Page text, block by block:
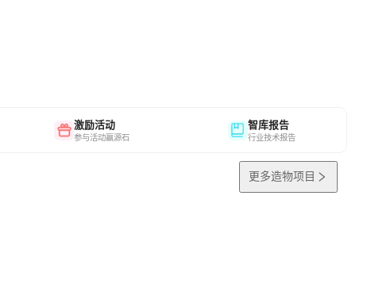
激励活动
参与活动赢源石
智库报告
行业技术报告
更多造物项目